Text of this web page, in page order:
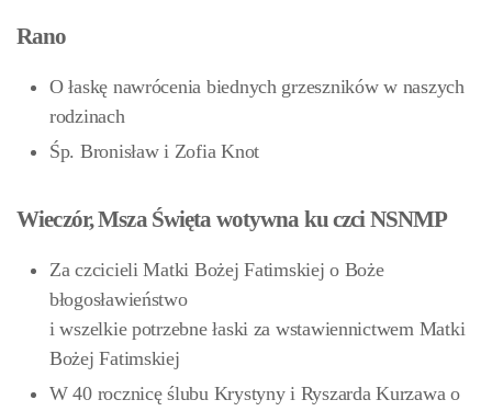
Rano
O łaskę nawrócenia biednych grzeszników w naszych
rodzinach
Śp. Bronisław i Zofia Knot
Wieczór, Msza Święta wotywna ku czci NSNMP
Za czcicieli Matki Bożej Fatimskiej o Boże
błogosławieństwo
i wszelkie potrzebne łaski za wstawiennictwem Matki
Bożej Fatimskiej
W 40 rocznicę ślubu Krystyny i Ryszarda Kurzawa o